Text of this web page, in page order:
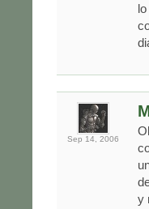
Sep 14, 2006
y